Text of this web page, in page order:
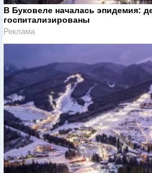
В Буковеле началась эпидемия:
госпитализированы
Реклама